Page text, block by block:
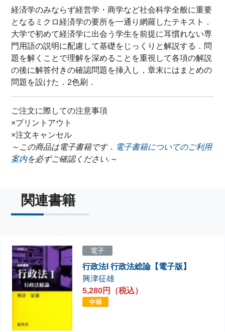
経済学のみならず経営学・商学など社会科学全般に重要
となるミクロ経済学の要所を一通り網羅したテキスト．
大学で初めて経済学に出会う学生を前提に耳慣れない専
門用語の説明に配慮して基礎をじっくりと解説する．問
題を解くことで理解を深めることを重視して各項の解説
の後に解答付きの確認問題を挿入し，章末にはまとめの
問題を設けた．2色刷．
ご注文に際しての注意事項
×プリントアウト
×注文キャンセル
～この商品は電子書籍です． 電子書籍についてのご利用
案内を必ずご確認ください.～
関連書籍
電子
行政法I 行政法総論【電子版】
興津征雄
5,280円（税込）